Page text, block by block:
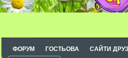
ФОРУМ ГОСТЬОВА САЙТИ